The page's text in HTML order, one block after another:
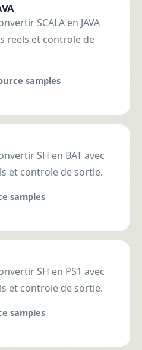
SCALA en JAVA
reels et controle de
samples
SH en BAT avec
et controle de sortie.
samples
SH en PS1 avec
et controle de sortie.
samples